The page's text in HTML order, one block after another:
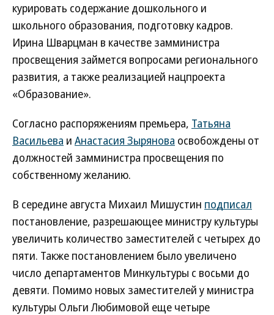
курировать содержание дошкольного и
школьного образования, подготовку кадров.
Ирина Шварцман в качестве замминистра
просвещения займется вопросами регионального
развития, а также реализацией нацпроекта
«Образование».
Согласно распоряжениям премьера, Татьяна
Васильева и Анастасия Зырянова освобождены от
должностей замминистра просвещения по
собственному желанию.
В середине августа Михаил Мишустин подписал
постановление, разрешающее министру культуры
увеличить количество заместителей c четырех до
пяти. Также постановлением было увеличено
число департаментов Минкультуры с восьми до
девяти. Помимо новых заместителей у министра
культуры Ольги Любимовой еще четыре